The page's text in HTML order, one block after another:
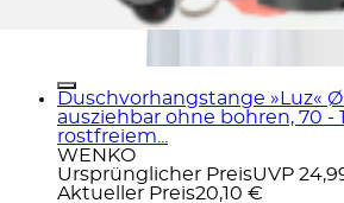
Duschvorhangstange »Luz«
ausziehbar ohne bohren, 70 -
rostfreiem...
WENKO
Ursprünglicher PreisUVP
Aktueller Preis20,10 €